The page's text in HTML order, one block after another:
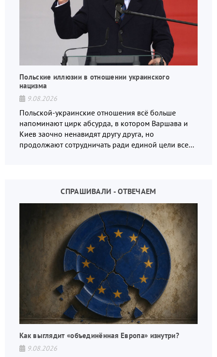
Польские иллюзии в отношении украинского
нацизма
9.08.2026
Польской-украинские отношения всё больше
напоминают цирк абсурда, в котором Варшава и
Киев заочно ненавидят другу друга, но
продолжают сотрудничать ради единой цели всех
СПРАШИВАЛИ - ОТВЕЧАЕМ
Как выглядит «объединённая Европа» изнутри?
9.08.2026